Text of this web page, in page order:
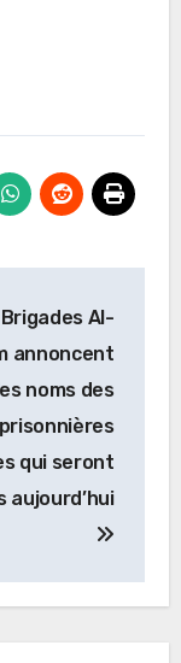
Al-
annoncent
noms des
prisonnières
qui seront
aujourd’hui